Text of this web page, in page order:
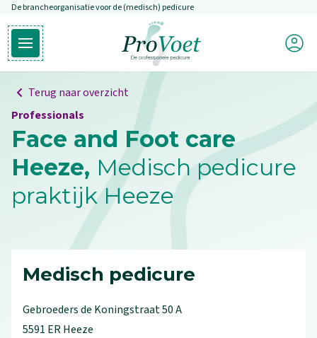
Overslaan en naar de inhoud gaan
De brancheorganisatie voor de (medisch) pedicure
Open hoofdmenu
Ga naar de homepagina
Mijn
Terug naar overzicht
Professionals
Face and Foot care
Heeze, Medisch pedicure
praktijk Heeze
Medisch pedicure
Gebroeders de Koningstraat50A
5591 ERHeeze